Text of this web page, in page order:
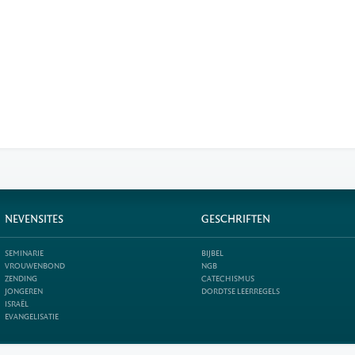
NEVENSITES
SEMINARIE
VROUWENBOND
ZENDING
JONGEREN
ISRAËL
EVANGELISATIE
GESCHRIFTEN
BIJBEL
NGB
CATECHISMUS
DORDTSE LEERREGELS